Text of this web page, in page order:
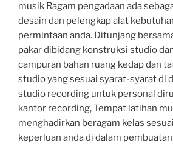
musik Ragam pengadaan ada
desain dan pelengkap alat
permintaan anda. Ditunjang
pakar dibidang konstruksi studio
campuran bahan ruang kedap dan
studio yang sesuai syarat-syarat di
studio recording untuk personal
kantor recording, Tempat latihan
menghadirkan beragam kelas
keperluan anda di dalam